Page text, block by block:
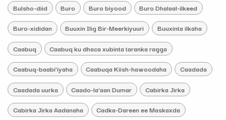
Bulsho-diid Buro Buro biyood Buro Dhalaal-ilkeed
Buro-xididan Buuxin Ilig Bir-Meerkiyuuri Buuxinta ilkaha
Caabuq Caabuq ku dhaca xubinta taranka ragga
Caabuq-baabi’iyaha Caabuqa Kiish-hawoodaha Caadada
Caadada uurka Caado-la’aan Dumar Cabirka Jirka
Cabirka Jirka Aadanaha Cadka-Dareen ee Maskaxda